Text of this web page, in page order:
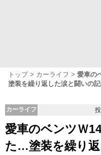
トップ カーライフ
愛車の
塗装を繰り返した涙と闘いの
カーライフ
愛車のベンツＷ
た…塗装を繰り